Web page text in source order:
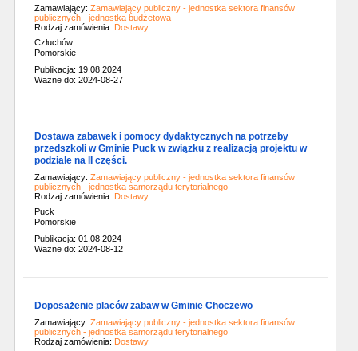
Zamawiający: Zamawiający publiczny - jednostka sektora finansów
publicznych - jednostka budżetowa
Rodzaj zamówienia: Dostawy
Człuchów
Pomorskie
Publikacja: 19.08.2024
Ważne do: 2024-08-27
Dostawa zabawek i pomocy dydaktycznych na potrzeby
przedszkoli w Gminie Puck w związku z realizacją projektu w
podziale na II części.
Zamawiający: Zamawiający publiczny - jednostka sektora finansów
publicznych - jednostka samorządu terytorialnego
Rodzaj zamówienia: Dostawy
Puck
Pomorskie
Publikacja: 01.08.2024
Ważne do: 2024-08-12
Doposażenie placów zabaw w Gminie Choczewo
Zamawiający: Zamawiający publiczny - jednostka sektora finansów
publicznych - jednostka samorządu terytorialnego
Rodzaj zamówienia: Dostawy